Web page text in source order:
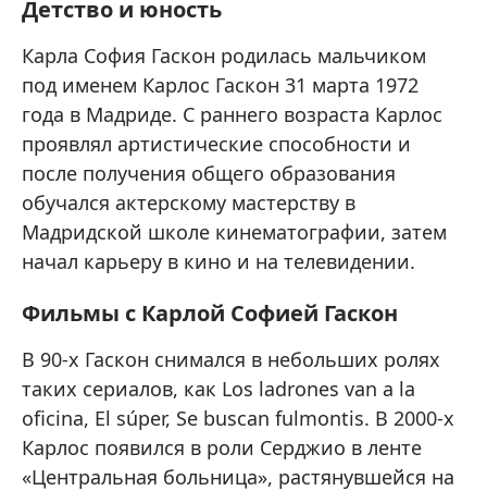
Детство и юность
Карла София Гаскон родилась мальчиком
под именем Карлос Гаскон 31 марта 1972
года в Мадриде. С раннего возраста Карлос
проявлял артистические способности и
после получения общего образования
обучался актерскому мастерству в
Мадридской школе кинематографии, затем
начал карьеру в кино и на телевидении.
Фильмы с Карлой Софией Гаскон
В 90-х Гаскон снимался в небольших ролях
таких сериалов, как Los ladrones van a la
oficina, El súper, Se buscan fulmontis. В 2000-х
Карлос появился в роли Серджио в ленте
«Центральная больница», растянувшейся на